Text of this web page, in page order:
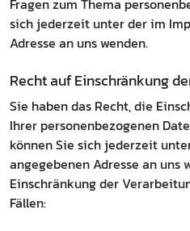
Fragen zum Thema
sich jederzeit unter der im
Adresse an uns wenden.
Recht auf Einschränkung
Sie haben das Recht, die
Ihrer personenbezogenen
können Sie sich jederzeit
angegebenen Adresse an uns
Einschränkung der
Fällen: